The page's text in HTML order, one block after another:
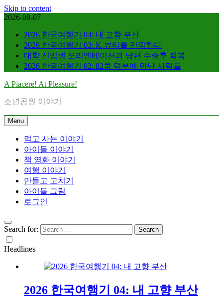
Skip to content
2026-08-07
2026 한국여행기 04: 내 고향 부산
2026 한국여행기 03: K-뷰티를 만끽하다
대학 신입생 오리엔테이션과 남편 수술후 회복
2026 한국여행기 02: 82쿡 덕분에 만난 사람들
A Piacere! At Pleasure!
소년공원 이야기
Menu
먹고 사는 이야기
아이들 이야기
책 영화 이야기
여행 이야기
만들고 고치기
아이들 그림
로그인
Search for:
Headlines
2026 한국여행기 04: 내 고향 부산